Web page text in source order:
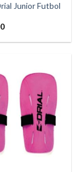
Junior Futbol